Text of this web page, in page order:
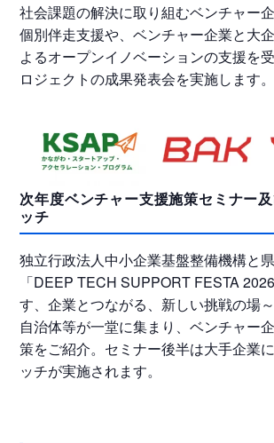
社会課題の解決に取り組むベンチャー
個別伴走支援や、ベンチャー企業と大
よるオープンイノベーションの支援を
ロジェクトの成果発表会を実施します。
次年度ベンチャー支援施策セミナー
ッチ
独立行政法人中小企業基盤整備機構と
「DEEP TECH SUPPORT FESTA
す、企業とつながる、新しい挑戦の場
自治体等が一堂に集まり、ベンチャー
策をご紹介。セミナー後半は大手企業
ッチが実施されます。